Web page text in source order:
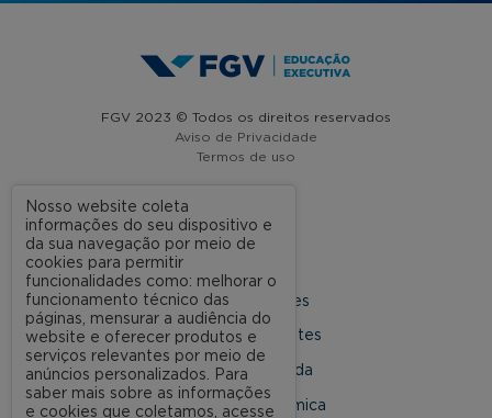
FGV 2023 © Todos os direitos reservados
Aviso de Privacidade
Termos de uso
A FGV
Nossas Unidades
Dúvidas Frequentes
Rede Conveniada
Ouvidoria Acadêmica
Nosso website coleta
informações do seu dispositivo e
da sua navegação por meio de
cookies para permitir
funcionalidades como: melhorar o
funcionamento técnico das
páginas, mensurar a audiência do
website e oferecer produtos e
serviços relevantes por meio de
anúncios personalizados. Para
saber mais sobre as informações
e cookies que coletamos, acesse